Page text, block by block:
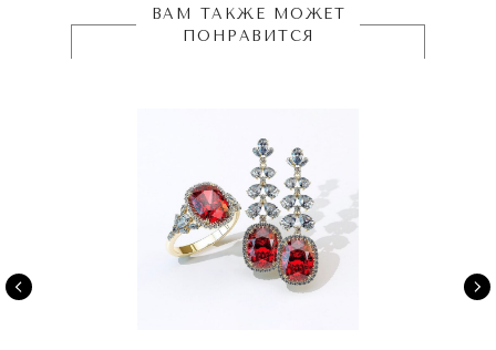
ВАМ ТАКЖЕ МОЖЕТ
ПОНРАВИТСЯ